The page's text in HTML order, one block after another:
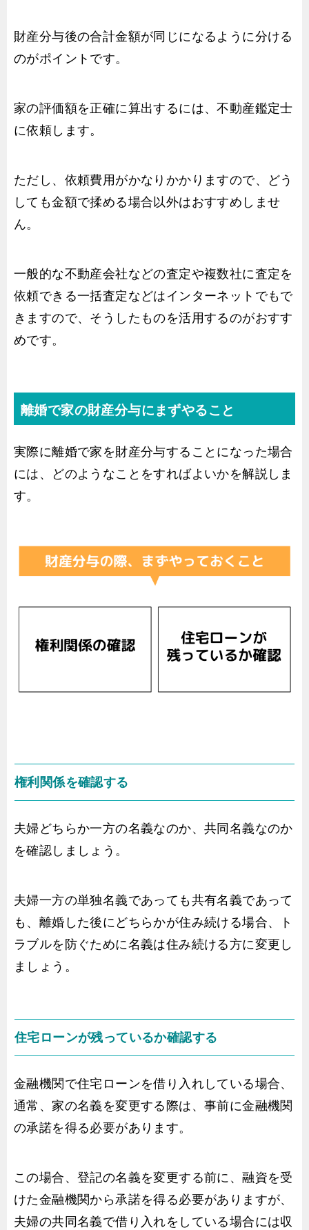
財産分与後の合計金額が同じになるように分ける
のがポイントです。
家の評価額を正確に算出するには、不動産鑑定士
に依頼します。
ただし、依頼費用がかなりかかりますので、どう
しても金額で揉める場合以外はおすすめしませ
ん。
一般的な不動産会社などの査定や複数社に査定を
依頼できる一括査定などはインターネットでもで
きますので、そうしたものを活用するのがおすす
めです。
離婚で家の財産分与にまずやること
実際に離婚で家を財産分与することになった場合
には、どのようなことをすればよいかを解説しま
す。
権利関係を確認する
夫婦どちらか一方の名義なのか、共同名義なのか
を確認しましょう。
夫婦一方の単独名義であっても共有名義であって
も、離婚した後にどちらかが住み続ける場合、ト
ラブルを防ぐために名義は住み続ける方に変更し
ましょう。
住宅ローンが残っているか確認する
金融機関で住宅ローンを借り入れしている場合、
通常、家の名義を変更する際は、事前に金融機関
の承諾を得る必要があります。
この場合、登記の名義を変更する前に、融資を受
けた金融機関から承諾を得る必要がありますが、
夫婦の共同名義で借り入れをしている場合には収